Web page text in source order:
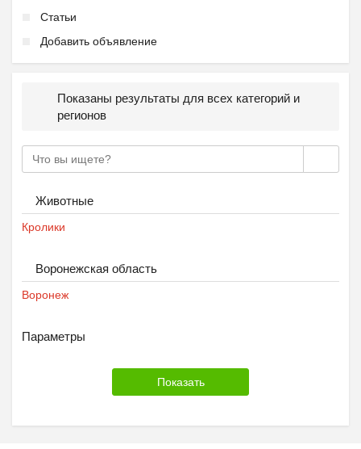
Статьи
Добавить объявление
Показаны результаты для всех категорий и
регионов
Животные
Кролики
Воронежская область
Воронеж
Параметры